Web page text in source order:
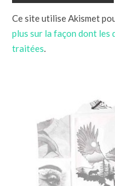
Ce site utilise Akismet
plus sur la façon dont les
traitées.